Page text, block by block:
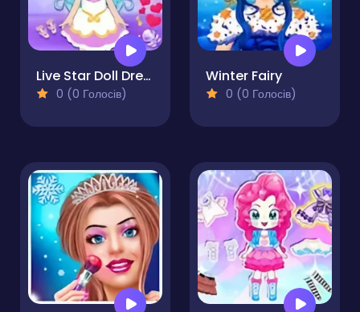
Live Star Doll Dress Up
0 (0 Голосів)
Winter Fairy
0 (0 Голосів)